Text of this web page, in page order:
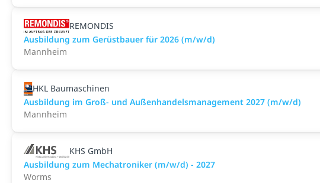
REMONDIS
Ausbildung zum Gerüstbauer für 2026 (m/w/d)
Mannheim
HKL Baumaschinen
Ausbildung im Groß- und Außenhandelsmanagement 2027 (m/w/d)
Mannheim
KHS GmbH
Ausbildung zum Mechatroniker (m/w/d) - 2027
Worms